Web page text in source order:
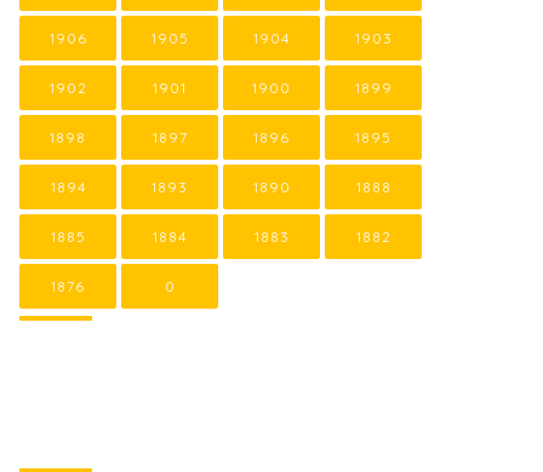
1906 1905 1904 1903
1902 1901 1900 1899
1898 1897 1896 1895
1894 1893 1890 1888
1885 1884 1883 1882
1876 0